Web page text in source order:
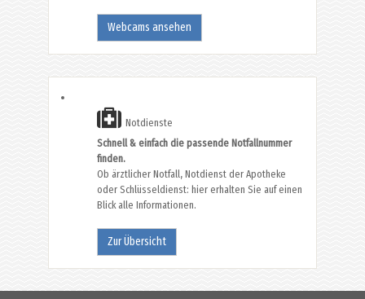
Webcams ansehen
Notdienste
Schnell & einfach die passende Notfallnummer
finden.
Ob ärztlicher Notfall, Notdienst der Apotheke
oder Schlüsseldienst: hier erhalten Sie auf einen
Blick alle Informationen.
Zur Übersicht